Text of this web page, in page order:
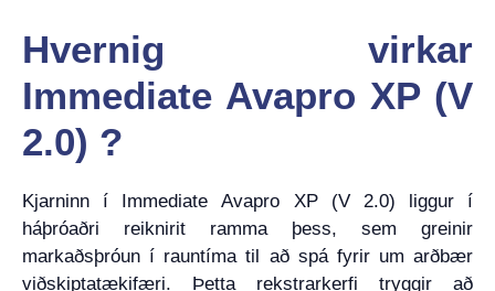
Hvernig virkar
Immediate Avapro XP (V
2.0) ?
Kjarninn í Immediate Avapro XP (V 2.0) liggur í
háþróaðri reiknirit ramma þess, sem greinir
markaðsþróun í rauntíma til að spá fyrir um arðbær
viðskiptatækifæri. Þetta rekstrarkerfi tryggir að